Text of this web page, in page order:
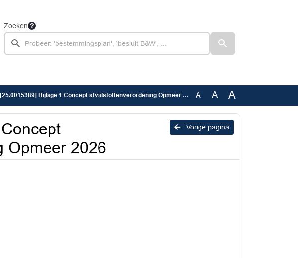
Zoeken
[25.0015389] Bijlage 1 Concept afvalstoffenverordening Opmeer 2026 A A A
Vorige pagina
Opmeer 2026